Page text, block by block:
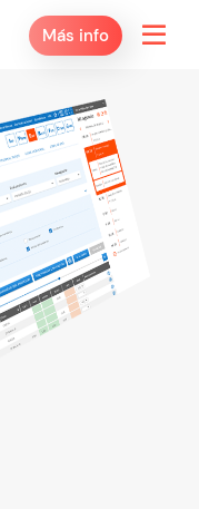
Más info